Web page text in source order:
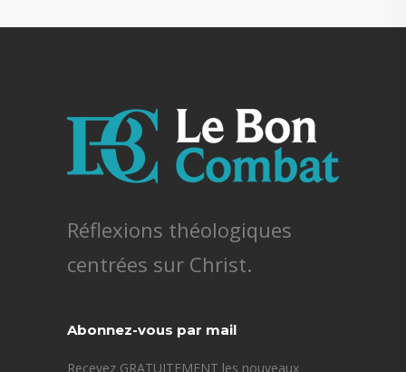
Réflexions théologiques
centrées sur Christ.
Abonnez-vous par mail
Recevez GRATUITEMENT les nouveaux